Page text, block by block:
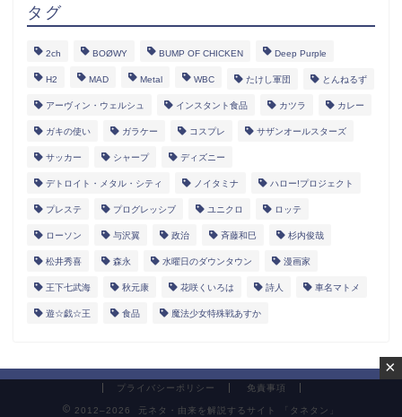
タグ
2ch BOØWY BUMP OF CHICKEN Deep Purple
H2 MAD Metal WBC たけし軍団 とんねるず
アーヴィン・ウェルシュ インスタント食品 カツラ カレー
ガキの使い ガラケー コスプレ サザンオールスターズ
サッカー シャープ ディズニー
デトロイト・メタル・シティ ノイタミナ ハロー!プロジェクト
プレステ プログレッシブ ユニクロ ロッテ
ローソン 与沢翼 政治 斉藤和巳 杉内俊哉
松井秀喜 森永 水曜日のダウンタウン 漫画家
王下七武海 秋元康 花咲くいろは 詩人 車名マトメ
遊☆戯☆王 食品 魔法少女特殊戦あすか
プライバシーポリシー 免責事項
2012–2026 元ネタ・由来を解説するサイト 「タネタン」
×